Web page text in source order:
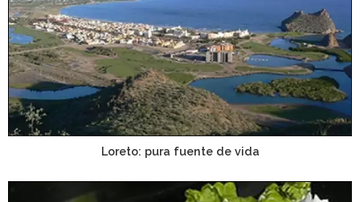
Loreto: pura fuente de vida